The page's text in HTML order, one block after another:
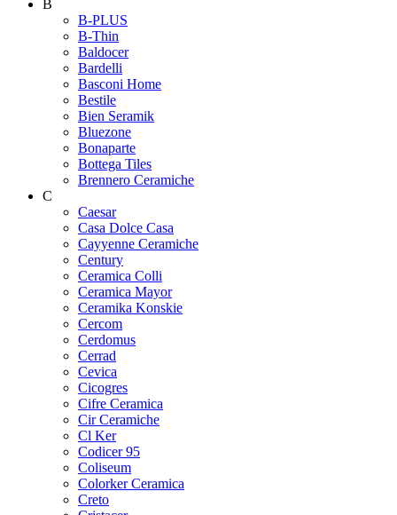
B
B-PLUS
B-Thin
Baldocer
Bardelli
Basconi Home
Bestile
Bien Seramik
Bluezone
Bonaparte
Bottega Tiles
Brennero Ceramiche
C
Caesar
Casa Dolce Casa
Cayyenne Ceramiche
Century
Ceramica Colli
Ceramica Mayor
Ceramika Konskie
Cercom
Cerdomus
Cerrad
Cevica
Cicogres
Cifre Ceramica
Cir Ceramiche
Cl Ker
Codicer 95
Coliseum
Colorker Ceramica
Creto